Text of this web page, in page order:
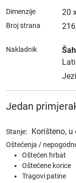
Dimenzije 20
Broj strana 216
Nakladnik
Jedan
Stanje: Korišteno,
Oštećenja /
Oštećen hrbat
Oštećene korice
Tragovi patine